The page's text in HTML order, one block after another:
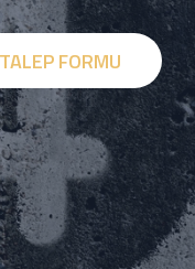
TALEP FORMU